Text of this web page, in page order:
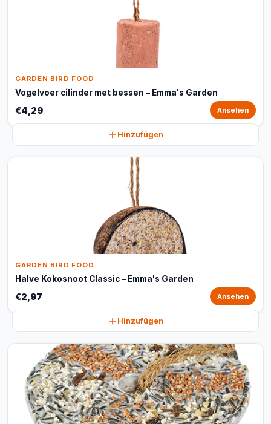
GARDEN BIRD FOOD
Vogelvoer cilinder met bessen – Emma's Garden
€4,29 Ansehen
Hinzufügen
GARDEN BIRD FOOD
Halve Kokosnoot Classic – Emma's Garden
€2,97 Ansehen
Hinzufügen